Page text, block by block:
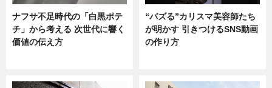
ナフサ不足時代の「白黒ポテ
チ」から考える 次世代に響く
価値の伝え方
“バズる”カリスマ美容師たち
が明かす 引きつけるSNS動画
の作り方